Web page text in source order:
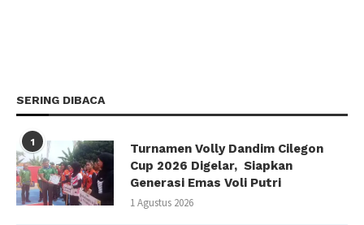
SERING DIBACA
1
Turnamen Volly Dandim Cilegon
Cup 2026 Digelar, Siapkan
Generasi Emas Voli Putri
1 Agustus 2026